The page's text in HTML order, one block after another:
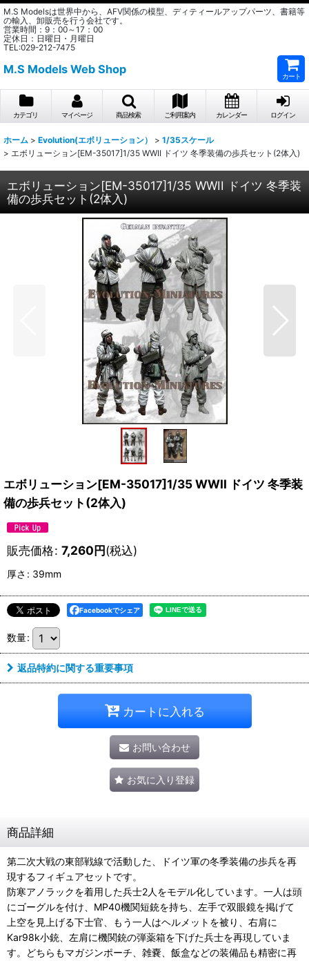
M.S Modelsは世界中から、AFV関係の模型、ディティールアップパーツ、書籍等
の輸入、卸販売を行う会社です。
営業時間：9：00～17：00
定休日：日曜日・月曜日
TEL:029-212-7475
M.S Models Web Shop
カート
カテゴリ マイページ 商品検索 ご利用案内 カレンダー ログイン
ホーム > Evolution(エボリューション） > 1/35スケール
> エボリューション[EM-35017]1/35 WWII ドイツ 冬季装備の歩兵セット(2体入)
エボリューション[EM-35017]1/35 WWII ドイツ 冬季装
備の歩兵セット(2体入)
エボリューション[EM-35017]1/35 WWII ドイツ 冬季装
備の歩兵セット(2体入)
販売価格: 7,260円(税込)
厚さ : 39mm
Facebookでシェア
数量:
返品特約に関する重要事項
カートに入れる
お問い合わせ
お気に入り登録
商品詳細
第二次大戦の東部戦線で活動した、ドイツ軍の冬季装備の歩兵を再
現するフィギュアセットです。
防寒アノラックを着用した兵士2人をモデル化しています。一人は頭
にゴーグルを付け、MP40機関短銃を持ち、左手で双眼鏡を掲げて
上空を見上げる下士官、もう一人はヘルメットを被り、右肩に
Kar98k小銃、左肩に機関銃の弾薬箱を下げた兵士を再現していま
す。どちらもマガジンポーチ、雑嚢、飯盒などの装備品も精密に再